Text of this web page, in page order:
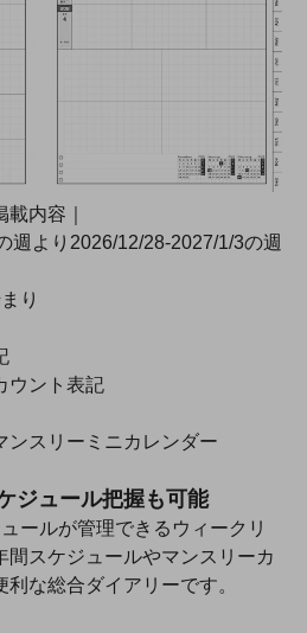
載内容｜
週より2026/12/28-2027/1/3の週
り
ウント表記
ンスリーミニカレンダー
ジュール把握も可能
ールが管理できるウィークリ
間スケジュールやマンスリーカ
な総合ダイアリーです。